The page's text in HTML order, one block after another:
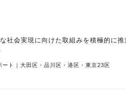
社会実現に向けた取組みを積極的に推
ト｜大田区・品川区・港区・東京23区